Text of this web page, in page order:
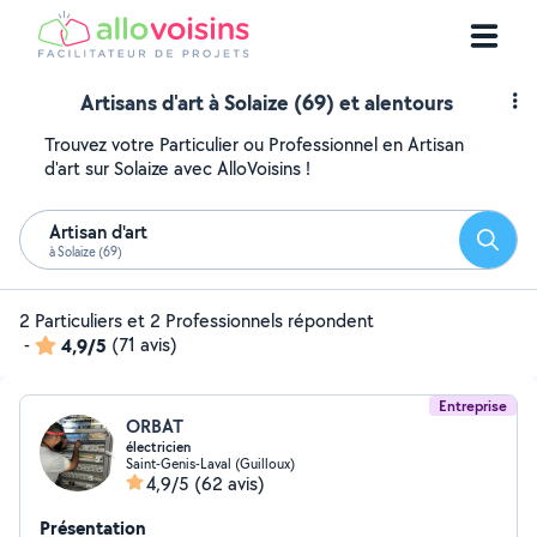
Artisans d'art à Solaize (69) et alentours
Trouvez votre Particulier ou Professionnel en Artisan
d'art sur Solaize avec AlloVoisins !
Artisan d'art
à Solaize (69)
2 Particuliers et 2 Professionnels répondent
-
4,9/5 (71 avis)
Entreprise
ORBAT
électricien
Saint-Genis-Laval (Guilloux)
4,9/5 (62 avis)
Présentation